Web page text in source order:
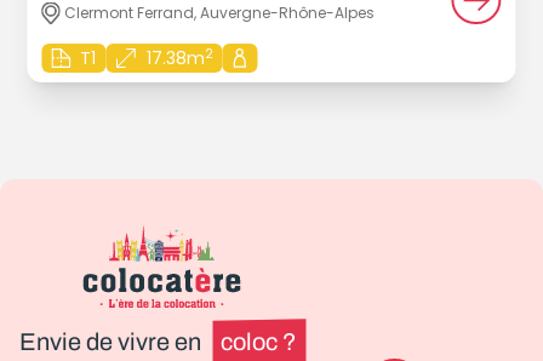
Clermont Ferrand, Auvergne-Rhône-Alpes
T1 17.38m2
Envie de vivre en coloc ?